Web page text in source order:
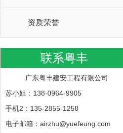
资质荣誉
联系粤丰
广东粤丰建安工程有限公司
苏小姐：138-0964-9905
手机2：135-2855-1258
电子邮箱：airzhu@yuefeung.com